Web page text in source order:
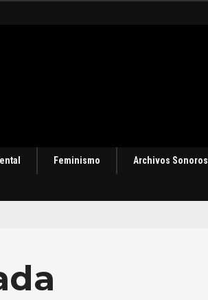
Feminismo Archivos Sonoros